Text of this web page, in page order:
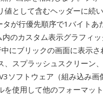
として含むヘッダーに続
が行優先順序で1バイトあ
のカスタム表示グラフィ
にブリックの画面に表示さ
スプラッシュスクリーン
ソフトウェア（組み込み画
使用して他のフォーマッ